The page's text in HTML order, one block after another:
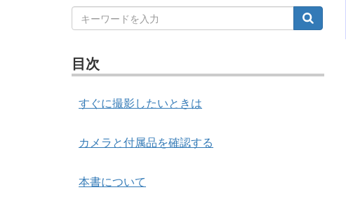
目次
すぐに撮影したいときは
カメラと付属品を確認する
本書について